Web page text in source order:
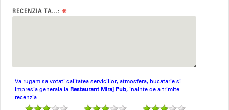
RECENZIA TA...: *
Va rugam sa votati calitatea serviciilor, atmosfera, bucatarie si
impresia generala la Restaurant Miraj Pub, inainte de a trimite
recenzia.